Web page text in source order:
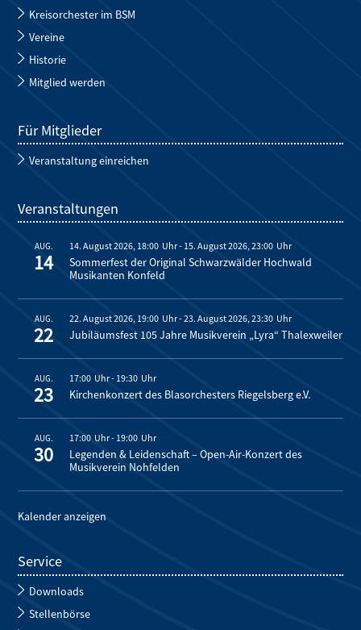
Kreisorchester im BSM
Vereine
Historie
Mitglied werden
Für Mitglieder
Veranstaltung einreichen
Veranstaltungen
AUG.
14
14. August 2026, 18:00 - 15. August 2026, 23:00
Sommerfest der Original Schwarzwälder Hochwald
Musikanten Konfeld
AUG.
22
22. August 2026, 19:00 -23. August 2026, 23:30
Jubiläumsfest 105 Jahre Musikverein „Lyra“ Thalexweiler
AUG.
23
17:00 - 19:30
Kirchenkonzert des Blasorchesters Riegelsberg e.V.
AUG.
30
17:00 - 19:00
Legenden & Leidenschaft – Open-Air-Konzert des
Musikverein Nohfelden
Kalender anzeigen
Service
Downloads
Stellenbörse